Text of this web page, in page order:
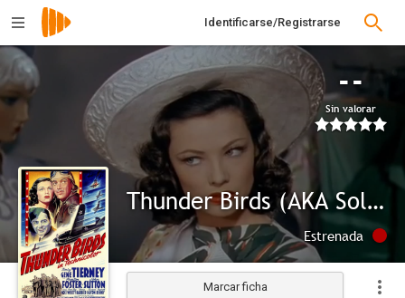
Identificarse/Registrarse
--
Sin valorar
Thunder Birds (AKA Soldiers of the Air)
Estrenada
Marcar ficha